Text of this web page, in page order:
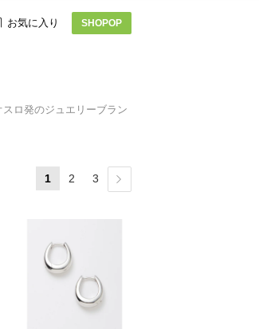
お気に入り SHOPOP
ロ発のジュエリーブラン
1 2 3